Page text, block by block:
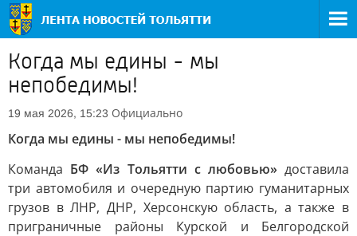
Когда мы едины - мы
непобедимы!
19 мая 2026, 15:23 Официально
Когда мы едины - мы непобедимы!
Команда БФ «Из Тольятти с любовью»доставила
три автомобиля и очередную партию гуманитарных
грузов в ЛНР, ДНР, Херсонскую область, а также в
приграничные районы Курской и Белгородской